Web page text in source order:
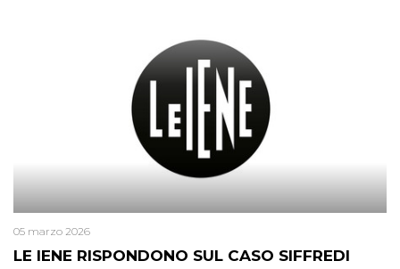
LE IENE RISPONDONO SUL CASO SIFFREDI
05 marzo 2026